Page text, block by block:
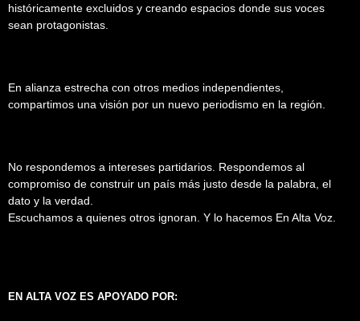
históricamente excluidos y creando espacios donde sus voces
sean protagonistas.
En alianza estrecha con otros medios independientes,
compartimos una visión por un nuevo periodismo en la región.
No respondemos a intereses partidarios. Respondemos al
compromiso de construir un país más justo desde la palabra, el
dato y la verdad.
Escuchamos a quienes otros ignoran. Y lo hacemos En Alta Voz.
EN ALTA VOZ ES APOYADO POR: